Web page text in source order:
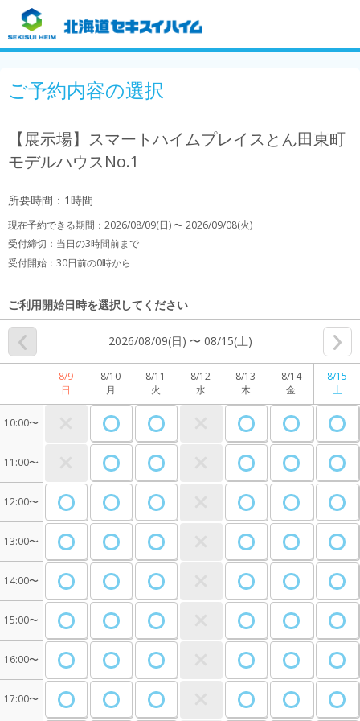
ご予約内容の選択
【展示場】スマートハイムプレイスとん田東町
モデルハウスNo.1
所要時間：1時間
現在予約できる期間： 2026/08/09(日) 〜2026/09/08(火)
受付締切： 当日の3時間前まで
受付開始： 30日前の0時から
ご利用開始日時を選択してください
2026/08/09(日) 〜 08/15(土)
8/9
日
8/10
月
8/11
火
8/12
水
8/13
木
8/14
金
8/15
土
10:00〜
11:00〜
12:00〜
13:00〜
14:00〜
15:00〜
16:00〜
17:00〜